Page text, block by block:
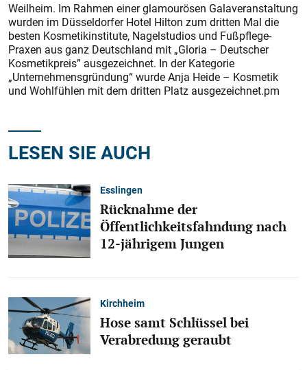
Weilheim. Im Rahmen einer glamourösen Galaveranstaltung
wurden im Düsseldorfer Hotel Hilton zum dritten Mal die
besten Kosmetikinstitute, Nagelstudios und Fußpflege-
Praxen aus ganz Deutschland mit „Gloria – Deutscher
Kosmetikpreis” ausgezeichnet. In der Kategorie
„Unternehmensgründung“ wurde Anja Heide – Kosmetik
und Wohlfühlen mit dem dritten Platz ausgezeichnet.pm
LESEN SIE AUCH
Esslingen
Rücknahme der
Öffentlichkeitsfahndung nach
12-jährigem Jungen
Kirchheim
Hose samt Schlüssel bei
Verabredung geraubt